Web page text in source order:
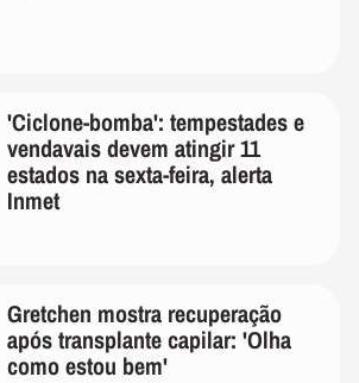
'Ciclone-bomba': tempestades e
vendavais devem atingir 11
estados na sexta-feira, alerta
Inmet
Gretchen mostra recuperação
após transplante capilar: 'Olha
como estou bem'